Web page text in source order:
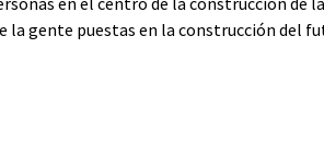
la gente puestas en la construcción del